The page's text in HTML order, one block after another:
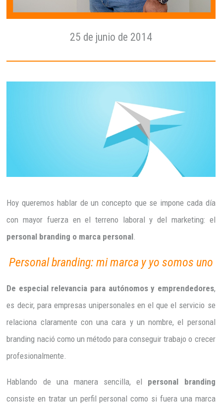
25 de junio de 2014
Hoy queremos hablar de un concepto que se impone cada día
con mayor fuerza en el terreno laboral y del marketing: el
personal branding o marca personal.
Personal branding: mi marca y yo somos uno
De especial relevancia para autónomos y emprendedores,
es decir, para empresas unipersonales en el que el servicio se
relaciona claramente con una cara y un nombre, el personal
branding nació como un método para conseguir trabajo o crecer
profesionalmente.
Hablando de una manera sencilla, el personal branding
consiste en tratar un perfil personal como si fuera una marca